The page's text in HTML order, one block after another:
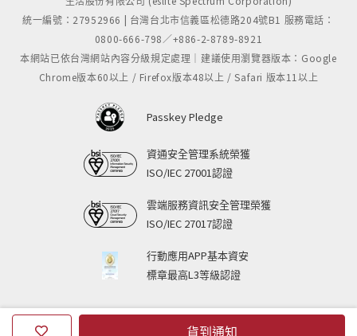
貨到通知
統一編號：27952966 | 台灣台北市信義區松德路204號B1 服務電話：
0800-666-798／+886-2-8789-8921
本網站已依台灣網站內容分級規定處理｜建議使用瀏覽器版本：Google
Chrome版本60以上 / Firefox版本48以上 / Safari 版本11以上
Passkey Pledge
資通安全管理系統榮獲
ISO/IEC 27001認證
雲端服務資訊安全管理榮獲
ISO/IEC 27017認證
行動應用APP基本資安
標章最高L3等級認證